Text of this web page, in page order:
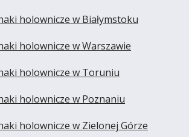
holownicze w Białymstoku
holownicze w Warszawie
holownicze w Toruniu
holownicze w Poznaniu
holownicze w Zielonej Górze